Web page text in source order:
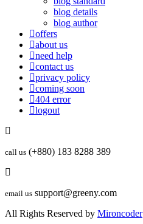
blog details
blog author
offers
about us
need help
contact us
privacy policy
coming soon
404 error
logout
call us (+880) 183 8288 389
email us support@greeny.com
All Rights Reserved by Mironcoder